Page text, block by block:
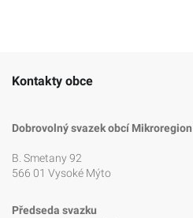
Kontakty obce
Dobrovolný svazek obcí
B. Smetany 92
566 01 Vysoké Mýto
Předseda svazku